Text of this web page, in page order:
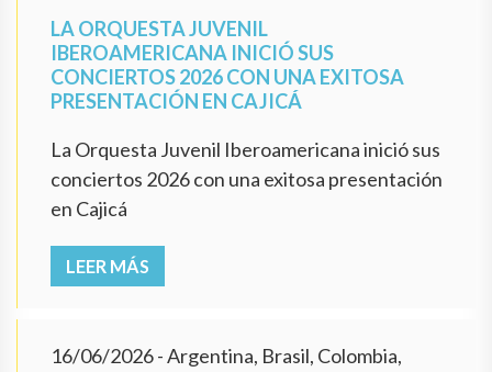
LA ORQUESTA JUVENIL
IBEROAMERICANA INICIÓ SUS
CONCIERTOS 2026 CON UNA EXITOSA
PRESENTACIÓN EN CAJICÁ
La Orquesta Juvenil Iberoamericana inició sus
conciertos 2026 con una exitosa presentación
en Cajicá
LEER MÁS
16/06/2026- Argentina, Brasil, Colombia,